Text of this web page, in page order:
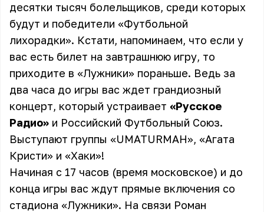
десятки тысяч болельщиков, среди которых
будут и победители «Футбольной
лихорадки». Кстати, напоминаем, что если у
вас есть билет на завтрашнюю игру, то
приходите в «Лужники» пораньше. Ведь за
два часа до игры вас ждет грандиозный
концерт, который устраивает «Русское
Радио» и Российский Футбольный Союз.
Выступают группы «UMATURMAH», «Агата
Кристи» и «Хаки»!
Начиная с 17 часов (время московское) и до
конца игры вас ждут прямые включения со
стадиона «Лужники». На связи Роман